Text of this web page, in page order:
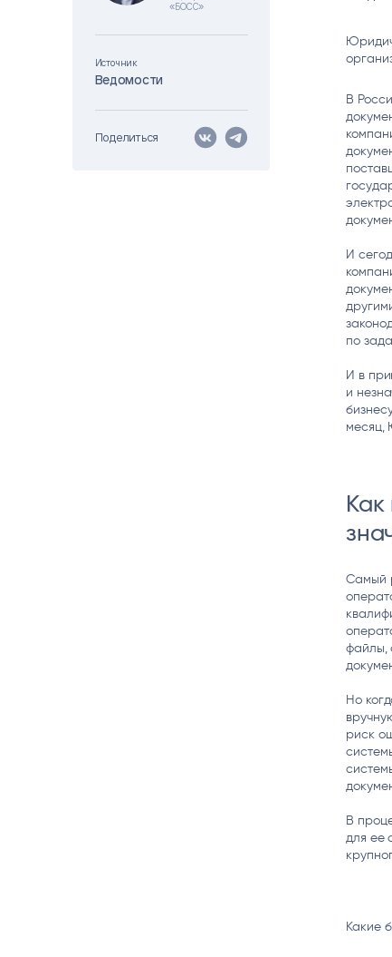
АВТОМАТИЗАЦИЯ ЭДО LOW-CODE BPM-ПЛАТФОРМА
Fundamento
И РАСПОЗНАВАНИЕ НА ОСНОВЕ
«БОСС»
Источник
Ведомости
Поделиться
В
И
по
И в
и
месяц,
Самый
файлы,
Но
риск
В
для ее
Какие